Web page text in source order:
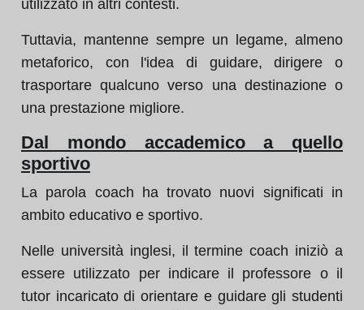
utilizzato in altri contesti.
Tuttavia, mantenne sempre un legame, almeno
metaforico, con l'idea di guidare, dirigere o
trasportare qualcuno verso una destinazione o
una prestazione migliore.
Dal mondo accademico a quello
sportivo
La parola coach ha trovato nuovi significati in
ambito educativo e sportivo.
Nelle università inglesi, il termine coach iniziò a
essere utilizzato per indicare il professore o il
tutor incaricato di orientare e guidare gli studenti